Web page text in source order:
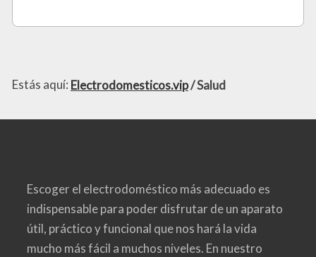
Estás aquí: Electrodomesticos.vip Salud
Escoger el electrodoméstico más adecuado es
indispensable para poder disfrutar de un aparato
útil, práctico y funcional que nos hará la vida
mucho más fácil a muchos niveles. En nuestro